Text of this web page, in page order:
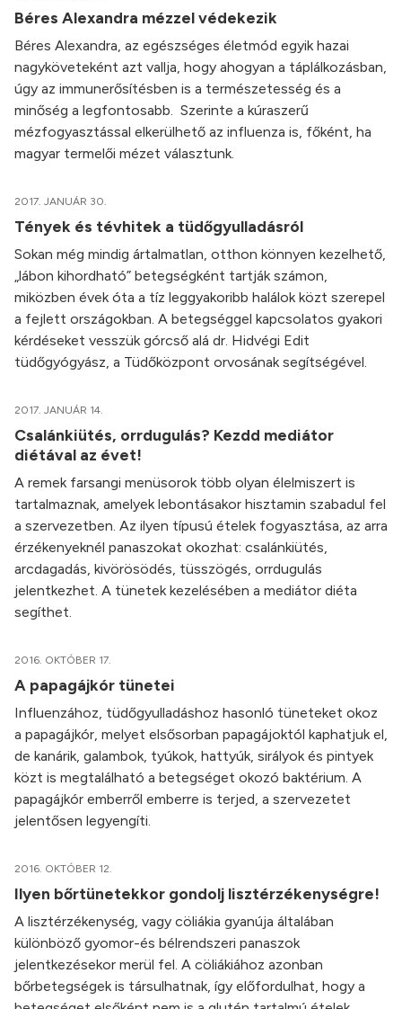
Béres Alexandra mézzel védekezik
Béres Alexandra, az egészséges életmód egyik hazai
nagyköveteként azt vallja, hogy ahogyan a táplálkozásban,
úgy az immunerősítésben is a természetesség és a
minőség a legfontosabb. Szerinte a kúraszerű
mézfogyasztással elkerülhető az influenza is, főként, ha
magyar termelői mézet választunk.
2017. JANUÁR 30.
Tények és tévhitek a tüdőgyulladásról
Sokan még mindig ártalmatlan, otthon könnyen kezelhető,
„lábon kihordható” betegségként tartják számon,
miközben évek óta a tíz leggyakoribb halálok közt szerepel
a fejlett országokban. A betegséggel kapcsolatos gyakori
kérdéseket vesszük górcső alá dr. Hidvégi Edit
tüdőgyógyász, a Tüdőközpont orvosának segítségével.
2017. JANUÁR 14.
Csalánkiütés, orrdugulás? Kezdd mediátor
diétával az évet!
A remek farsangi menüsorok több olyan élelmiszert is
tartalmaznak, amelyek lebontásakor hisztamin szabadul fel
a szervezetben. Az ilyen típusú ételek fogyasztása, az arra
érzékenyeknél panaszokat okozhat: csalánkiütés,
arcdagadás, kivörösödés, tüsszögés, orrdugulás
jelentkezhet. A tünetek kezelésében a mediátor diéta
segíthet.
2016. OKTÓBER 17.
A papagájkór tünetei
Influenzához, tüdőgyulladáshoz hasonló tüneteket okoz
a papagájkór, melyet elsősorban papagájoktól kaphatjuk el,
de kanárik, galambok, tyúkok, hattyúk, sirályok és pintyek
közt is megtalálható a betegséget okozó baktérium. A
papagájkór emberről emberre is terjed, a szervezetet
jelentősen legyengíti.
2016. OKTÓBER 12.
Ilyen bőrtünetekkor gondolj lisztérzékenységre!
A lisztérzékenység, vagy cöliákia gyanúja általában
különböző gyomor-és bélrendszeri panaszok
jelentkezésekor merül fel. A cöliákiához azonban
bőrbetegségek is társulhatnak, így előfordulhat, hogy a